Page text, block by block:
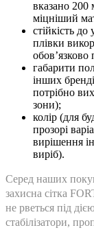
вказано
міцніший
стійкість до
плівки
обов’язково
габарити
інших
потрібно
зони);
колір (для
прозорі
вирішення
виріб).
Серед наших
захисна сітка
не рветься під
стабілізатори,